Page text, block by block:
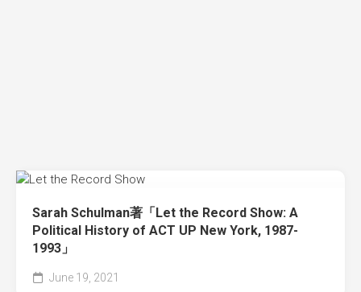
Sarah Schulman著「Let the Record Show: A
Political History of ACT UP New York, 1987-
1993」
June 19, 2021